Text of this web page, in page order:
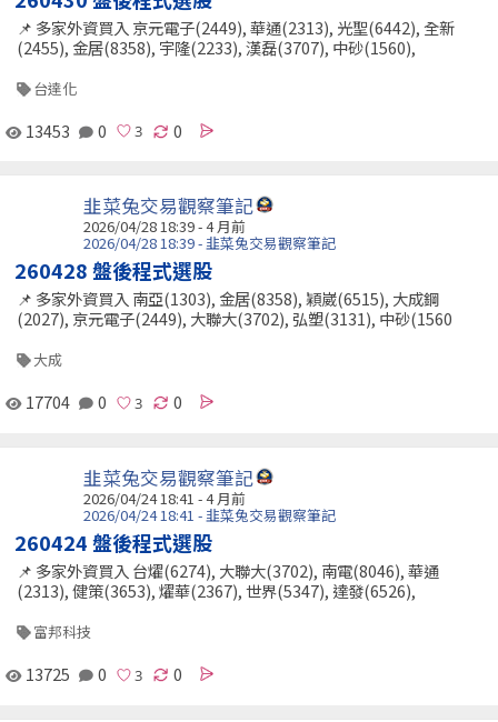
📌 多家外資買入 京元電子(2449), 華通(2313), 光聖(6442), 全新
(2455), 金居(8358), 宇隆(2233), 漢磊(3707), 中砂(1560),
台達化
13453 0 0
韭菜兔交易觀察筆記
2026/04/28 18:39 - 4 月前
2026/04/28 18:39 - 韭菜兔交易觀察筆記
260428 盤後程式選股
📌 多家外資買入 南亞(1303), 金居(8358), 穎崴(6515), 大成鋼
(2027), 京元電子(2449), 大聯大(3702), 弘塑(3131), 中砂(1560
大成
17704 0 0
韭菜兔交易觀察筆記
2026/04/24 18:41 - 4 月前
2026/04/24 18:41 - 韭菜兔交易觀察筆記
260424 盤後程式選股
📌 多家外資買入 台燿(6274), 大聯大(3702), 南電(8046), 華通
(2313), 健策(3653), 燿華(2367), 世界(5347), 達發(6526),
富邦科技
13725 0 0